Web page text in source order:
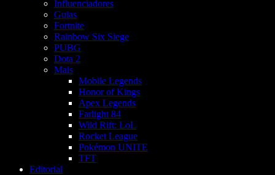
Influenciadores
Guias
Fortnite
Rainbow Six Siege
PUBG
Dota 2
Mais
Mobile Legends
Honor of Kings
Apex Legends
Farlight 84
Wild Rift: LoL
Rocket League
Pokémon UNITE
TFT
Editorial